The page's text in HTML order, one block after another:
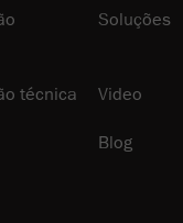
Soluções
técnica Video
Blog